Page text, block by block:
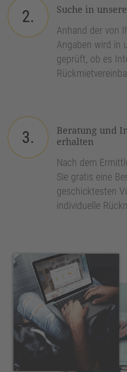
2.
Suche in
Anhand der von
Angaben wird in
geprüft, ob es
3.
Beratung und
erhalten
Nach dem
Sie gratis eine
geschicktesten
individuelle